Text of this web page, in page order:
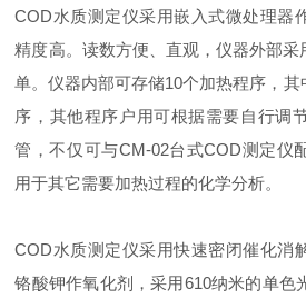
COD水质测定仪采用嵌入式微处理器
精度高。读数方便、直观，仪器外部
单。仪器内部可存储10个加热程序，
序，其他程序户用可根据需要自行调
管，不仅可与CM-02台式COD测定仪
用于其它需要加热过程的化学分析。
COD水质测定仪采用快速密闭催化消
铬酸钾作氧化剂，采用610纳米的单色